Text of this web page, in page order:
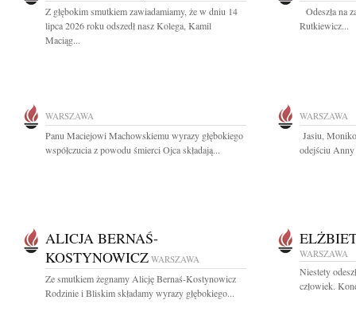
Z głębokim smutkiem zawiadamiamy, że w dniu 14
lipca 2026 roku odszedł nasz Kolega, Kamil
Maciąg...
Odeszła na
Rutkiewicz...
WARSZAWA
Panu Maciejowi Machowskiemu wyrazy głębokiego
współczucia z powodu śmierci Ojca składają...
WARSZAWA
Jasiu,
odejściu
ALICJA BERNAŚ-
KOSTYNOWICZ WARSZAWA
Ze smutkiem żegnamy Alicję Bernaś-Kostynowicz
Rodzinie i Bliskim składamy wyrazy głębokiego...
WARSZAWA
Niestety
człowiek.